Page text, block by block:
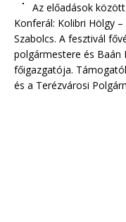
Az előadások
Konferál: Kolibri Hölgy
Szabolcs. A fesztivál
polgármestere és Baán
főigazgatója.
és a Terézvárosi